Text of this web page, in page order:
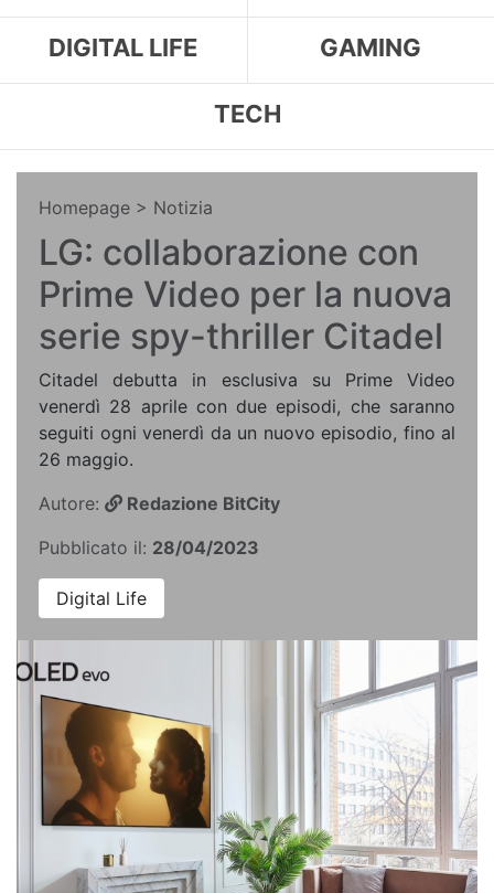
DIGITAL LIFE GAMING
TECH
Homepage > Notizia
LG: collaborazione con
Prime Video per la nuova
serie spy-thriller Citadel
Citadel debutta in esclusiva su Prime Video
venerdì 28 aprile con due episodi, che saranno
seguiti ogni venerdì da un nuovo episodio, fino al
26 maggio.
Autore:
Redazione BitCity
Pubblicato il: 28/04/2023
Digital Life